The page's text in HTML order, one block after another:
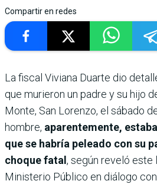
Compartir en redes
La fiscal Viviana Duarte dio
que murieron un padre y su hijo
Monte, San Lorenzo, el sábado
hombre, aparentemente,
que se habría peleado con su
choque fatal , según reveló este
Ministerio Público en diálogo con